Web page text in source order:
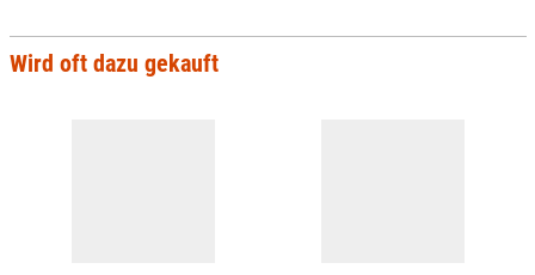
Wird oft dazu gekauft